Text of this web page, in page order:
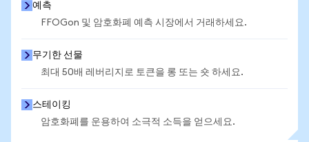
예측
FFOGon 및 암호화폐 예측 시장에서 거래하세요.
무기한 선물
최대 50배 레버리지로 토큰을 롱 또는 숏 하세요.
스테이킹
암호화폐를 운용하여 소극적 소득을 얻으세요.